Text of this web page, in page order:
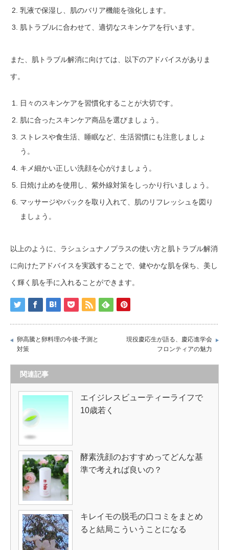
乳液で保湿し、肌のバリア機能を強化します。
肌トラブルに合わせて、適切なスキンケアを行います。
また、肌トラブル解消に向けては、以下のアドバイスがありま
す。
日々のスキンケアを習慣化することが大切です。
肌に合ったスキンケア商品を選びましょう。
ストレスや食生活、睡眠など、生活習慣にも注意しましょ
う。
キメ細かい正しい洗顔を心がけましょう。
日焼け止めを使用し、紫外線対策をしっかり行いましょう。
マッサージやパックを取り入れて、肌のリフレッシュを図り
ましょう。
以上のように、ラシュシュナノプラスの使い方と肌トラブル解消
に向けたアドバイスを実践することで、健やかな肌を保ち、美し
く輝く肌を手に入れることができます。
卵高騰と卵料理の今後-予測と
対策
現役慶応生が語る、慶応進学会
フロンティアの魅力
関連記事
エイジレスビューティーライフで
10歳若く
酵素洗顔のおすすめってどんな基
準で考えれば良いの？
キレイモの脱毛の口コミをまとめ
ると結局こういうことになる